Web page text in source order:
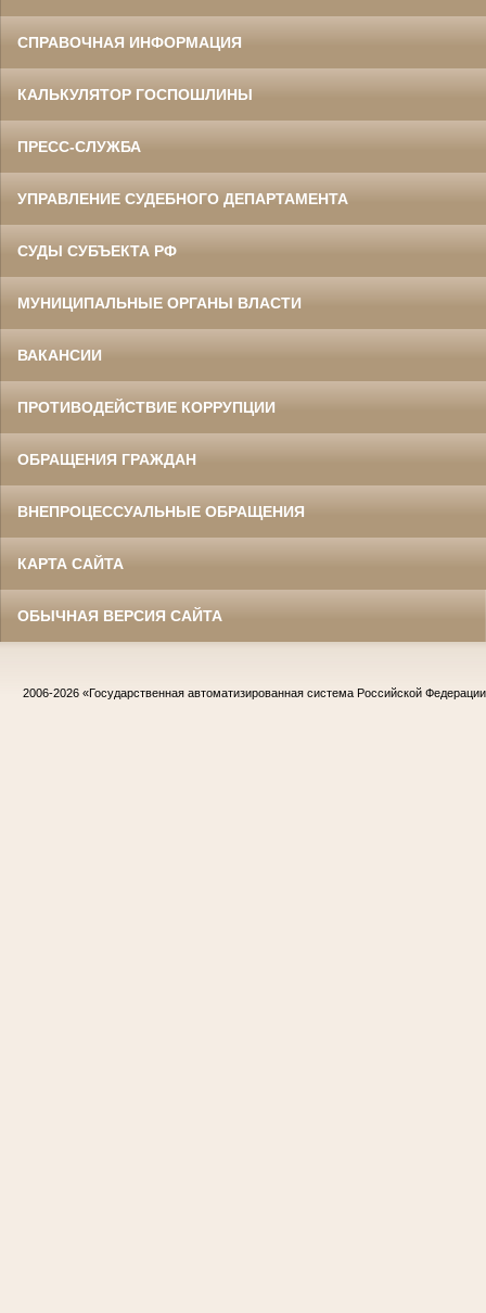
СПРАВОЧНАЯ ИНФОРМАЦИЯ
КАЛЬКУЛЯТОР ГОСПОШЛИНЫ
ПРЕСС-СЛУЖБА
УПРАВЛЕНИЕ СУДЕБНОГО ДЕПАРТАМЕНТА
СУДЫ СУБЪЕКТА РФ
МУНИЦИПАЛЬНЫЕ ОРГАНЫ ВЛАСТИ
ВАКАНСИИ
ПРОТИВОДЕЙСТВИЕ КОРРУПЦИИ
ОБРАЩЕНИЯ ГРАЖДАН
ВНЕПРОЦЕССУАЛЬНЫЕ ОБРАЩЕНИЯ
КАРТА САЙТА
ОБЫЧНАЯ ВЕРСИЯ САЙТА
2006-2026 «Государственная автоматизированная система Российской